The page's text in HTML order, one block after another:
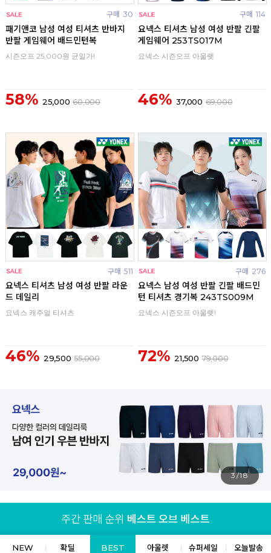
구매 30
패기앤코 남성 여성 티셔츠 반바지
반팔 게임웨어 배드민턴복
시즌오프 25,000원 균일가!
58% 25,000 60,000
구매 114
요넥스 티셔츠 남성 여성 반팔 긴팔
게임웨어 253TS017M
요넥스 시즌오프 아울렛
46% 37,000 69,000
구매 511
요넥스 티셔츠 남성 여성 반팔 라운
드 데일리
요넥스 캐주얼 티셔츠
46% 29,500 55,000
구매 276
요넥스 남성 여성 반팔 긴팔 배드민
턴 티셔츠 경기복 243TS009M
요넥스 시즌오프 아울렛!
72% 21,500 79,000
3/18
NEW 확딜 BEST 아울렛 슈퍼세일 오늘발송